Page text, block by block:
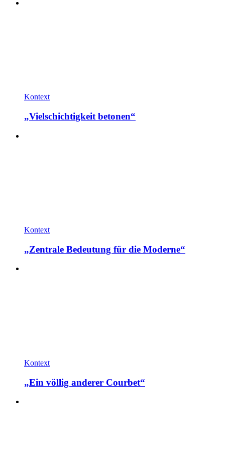
Kontext
„Vielschichtigkeit betonen“
Kontext
„Zentrale Bedeutung für die Moderne“
Kontext
„Ein völlig anderer Courbet“